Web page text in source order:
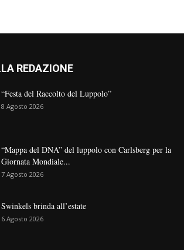
REDAZIONE
“Festa del Raccolto del Luppolo”
8 Agosto 2026
“Mappa del DNA” del luppolo con Carlsberg per la
Giornata Mondiale...
7 Agosto 2026
Swinkels brinda all’estate
6 Agosto 2026